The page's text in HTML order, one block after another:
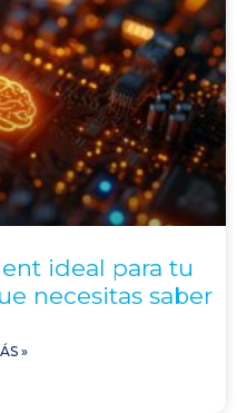
ideal para tu
necesitas saber
»